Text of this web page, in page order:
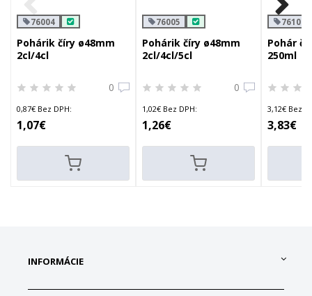
76004
Pohárik číry ø48mm
2cl/4cl
0
0,87€ Bez DPH:
1,07€
76005
Pohárik číry ø48mm
2cl/4cl/5cl
0
1,02€ Bez DPH:
1,26€
76102
Pohár
250ml
3,12€ Bez
3,83€
INFORMÁCIE